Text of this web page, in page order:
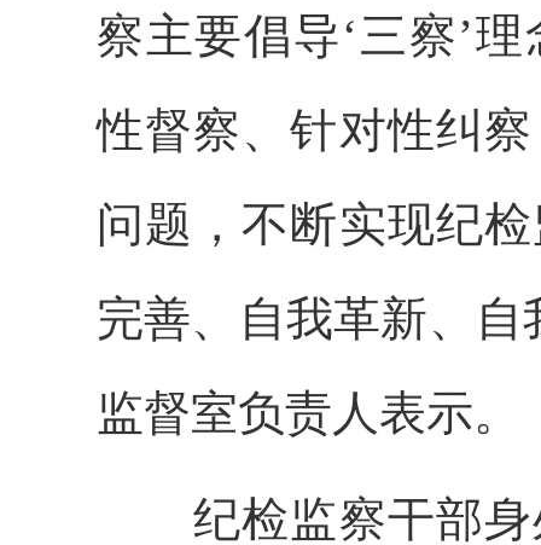
察主要倡导‘三察’
性督察、针对性纠
问题，不断实现纪
完善、自我革新、
监督室负责人表示。
纪检监察干部身